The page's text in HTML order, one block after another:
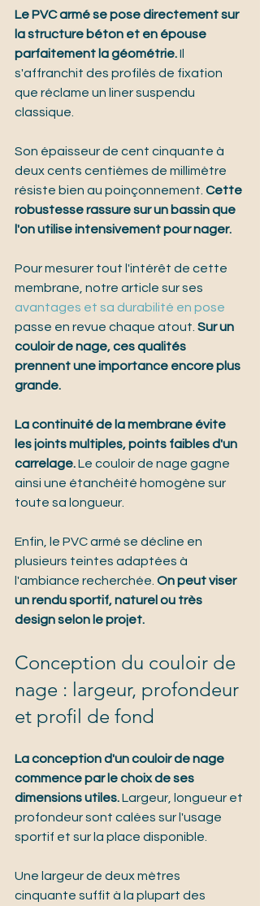
Le PVC armé se pose directement sur
la structure béton et en épouse
parfaitement la géométrie. Il
s'affranchit des profilés de fixation
que réclame un liner suspendu
classique.
Son épaisseur de cent cinquante à
deux cents centièmes de millimètre
résiste bien au poinçonnement. Cette
robustesse rassure sur un bassin que
l'on utilise intensivement pour nager.
Pour mesurer tout l'intérêt de cette
membrane, notre article sur ses
avantages et sa durabilité en pose
passe en revue chaque atout. Sur un
couloir de nage, ces qualités
prennent une importance encore plus
grande.
La continuité de la membrane évite
les joints multiples, points faibles d'un
carrelage. Le couloir de nage gagne
ainsi une étanchéité homogène sur
toute sa longueur.
Enfin, le PVC armé se décline en
plusieurs teintes adaptées à
l'ambiance recherchée. On peut viser
un rendu sportif, naturel ou très
design selon le projet.
Conception du couloir de
nage : largeur, profondeur
et profil de fond
La conception d'un couloir de nage
commence par le choix de ses
dimensions utiles. Largeur, longueur et
profondeur sont calées sur l'usage
sportif et sur la place disponible.
Une largeur de deux mètres
cinquante suffit à la plupart des